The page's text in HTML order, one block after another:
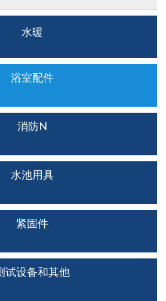
水暖
浴室配件
消防N
水池用具
紧固件
试设备和其他